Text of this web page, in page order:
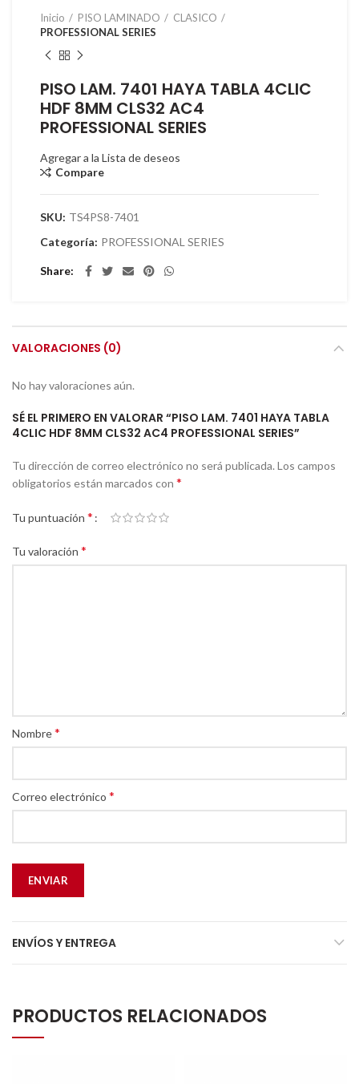
Inicio PISO LAMINADO
CLASICO
PROFESSIONAL SERIES
PISO LAM. 7401 HAYA TABLA 4CLIC
HDF 8MM CLS32 AC4
PROFESSIONAL SERIES
Agregar a la Lista de deseos
Compare
SKU: TS4PS8-7401
Categoría: PROFESSIONAL SERIES
Share
VALORACIONES (0)
No hay valoraciones aún.
SÉ EL PRIMERO EN VALORAR “PISO LAM. 7401 HAYA TABLA
4CLIC HDF 8MM CLS32 AC4 PROFESSIONAL SERIES”
Tu dirección de correo electrónico no será publicada. Los campos
obligatorios están marcados con *
Tu puntuación *
Tu valoración *
Nombre*
Correo electrónico *
ENVÍOS Y ENTREGA
PRODUCTOS RELACIONADOS